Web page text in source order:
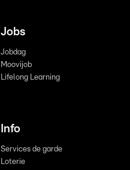
Jobs
Jobdag
Moovijob
Lifelong Learning
Info
Services de garde
Loterie